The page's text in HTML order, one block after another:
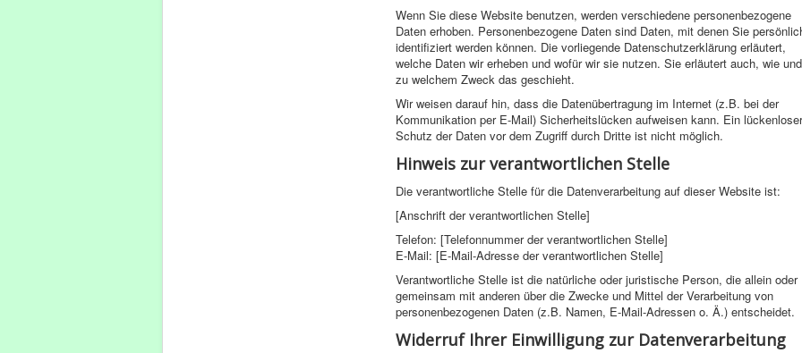
Wenn Sie diese Website benutzen, werden verschiedene personenbezogene
Daten erhoben. Personenbezogene Daten sind Daten, mit denen Sie
identifiziert werden können. Die vorliegende Datenschutzerklärung erläutert,
welche Daten wir erheben und wofür wir sie nutzen. Sie erläutert auch, wie und
zu welchem Zweck das geschieht.
Wir weisen darauf hin, dass die Datenübertragung im Internet (z.B. bei der
Kommunikation per E-Mail) Sicherheitslücken aufweisen kann. Ein lückenloser
Schutz der Daten vor dem Zugriff durch Dritte ist nicht möglich.
Hinweis zur verantwortlichen Stelle
Die verantwortliche Stelle für die Datenverarbeitung auf dieser Website ist:
[Anschrift der verantwortlichen Stelle]
Telefon: [Telefonnummer der verantwortlichen Stelle]
E-Mail: [E-Mail-Adresse der verantwortlichen Stelle]
Verantwortliche Stelle ist die natürliche oder juristische Person, die allein oder
gemeinsam mit anderen über die Zwecke und Mittel der Verarbeitung von
personenbezogenen Daten (z.B. Namen, E-Mail-Adressen o. Ä.) entscheidet.
Widerruf Ihrer Einwilligung zur Datenverarbeitung